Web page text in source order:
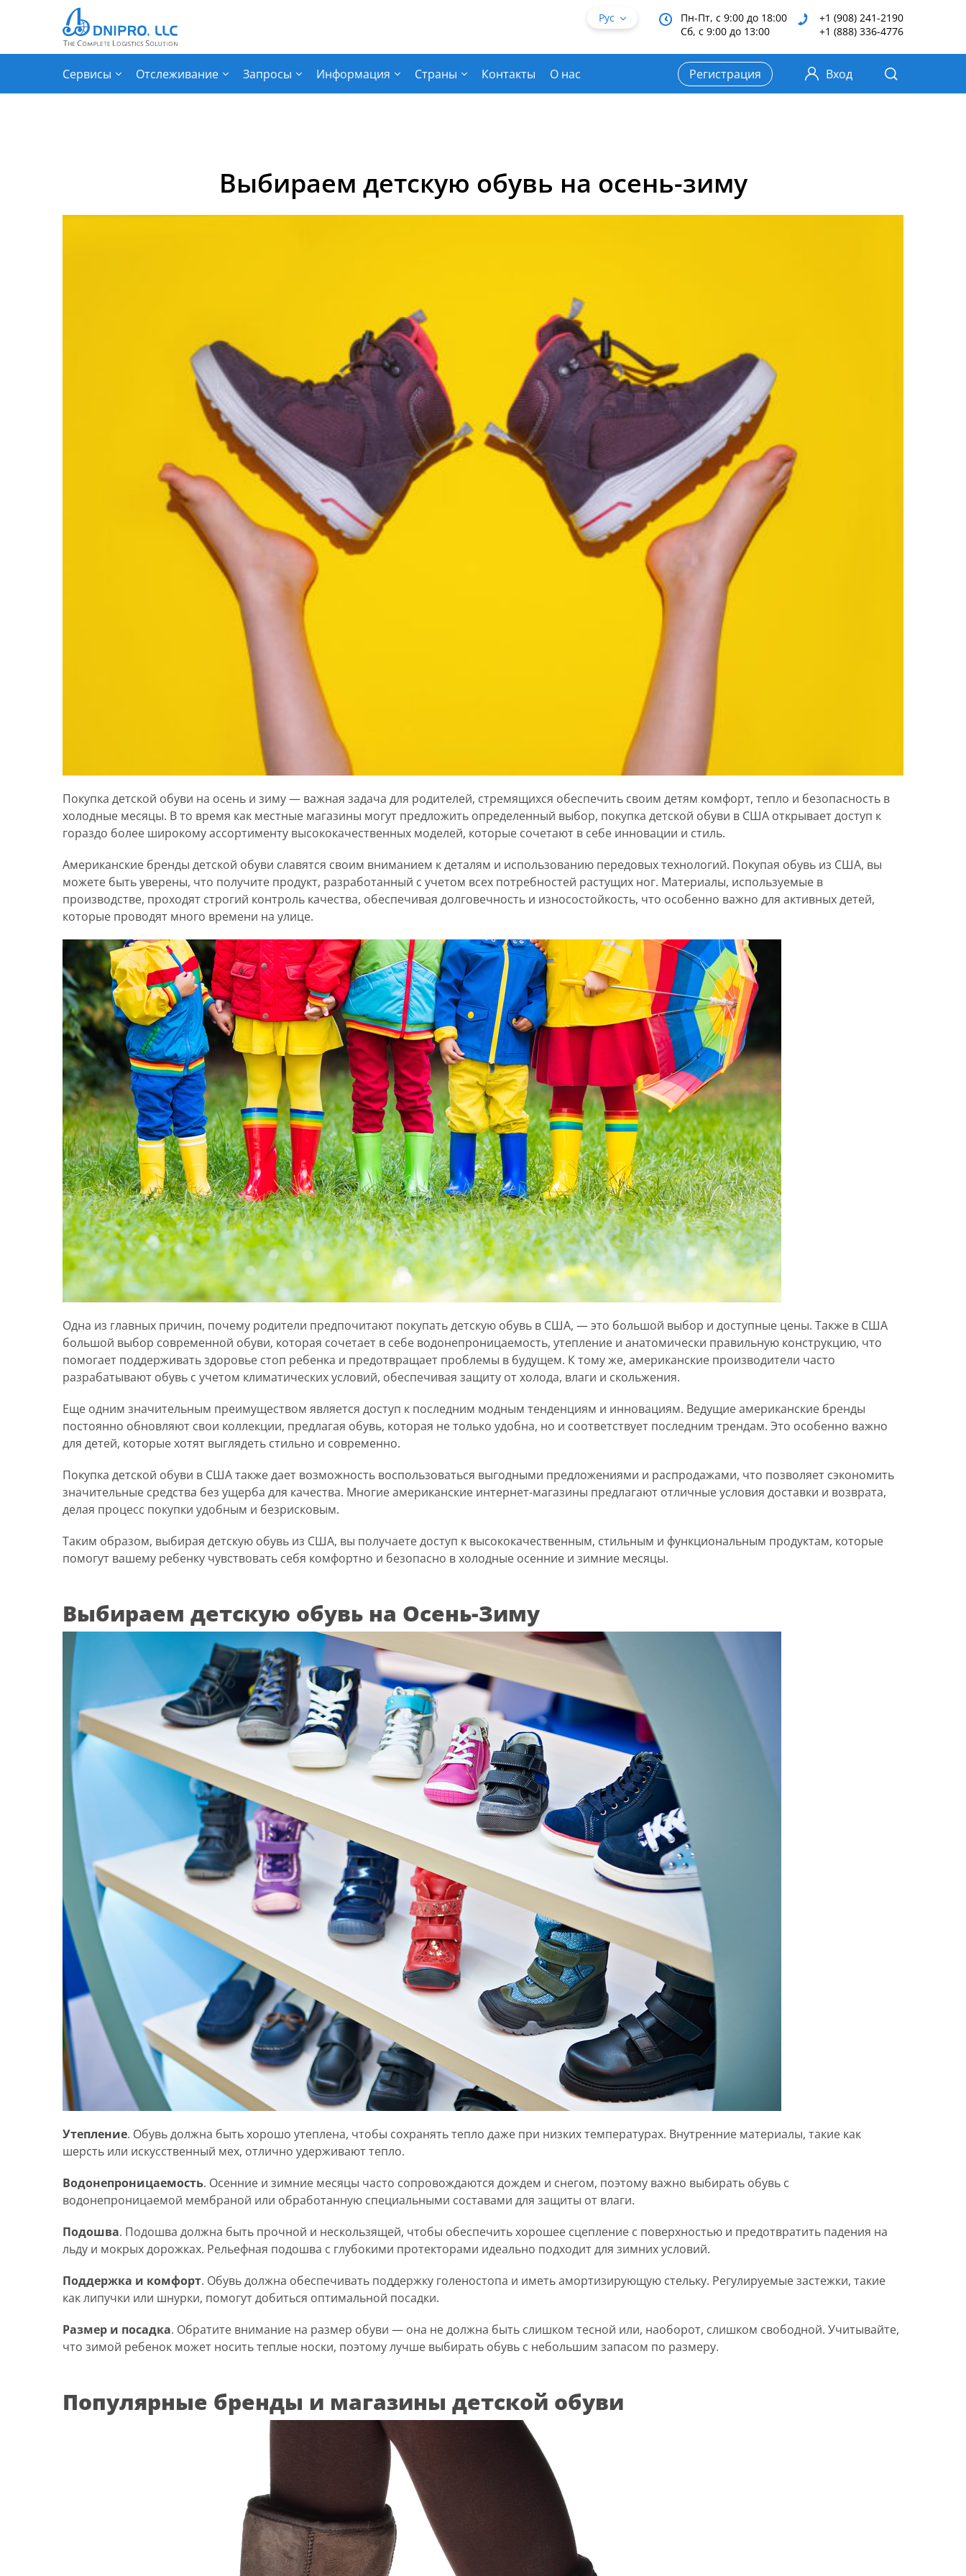
Выбираем детскую обувь на осень-зиму
Покупка детской обуви на осень и зиму — важная задача для родителей, стремящихся обеспечить своим детям комфорт, тепло и безопасность в
холодные месяцы. В то время как местные магазины могут предложить определенный выбор, покупка детской обуви в США открывает доступ к
гораздо более широкому ассортименту высококачественных моделей, которые сочетают в себе инновации и стиль.
Американские бренды детской обуви славятся своим вниманием к деталям и использованию передовых технологий. Покупая обувь из США, вы
можете быть уверены, что получите продукт, разработанный с учетом всех потребностей растущих ног. Материалы, используемые в
производстве, проходят строгий контроль качества, обеспечивая долговечность и износостойкость, что особенно важно для активных детей,
которые проводят много времени на улице.
Одна из главных причин, почему родители предпочитают покупать детскую обувь в США, — это большой выбор и доступные цены. Также в США
большой выбор современной обуви, которая сочетает в себе водонепроницаемость, утепление и анатомически правильную конструкцию, что
помогает поддерживать здоровье стоп ребенка и предотвращает проблемы в будущем. К тому же, американские производители часто
разрабатывают обувь с учетом климатических условий, обеспечивая защиту от холода, влаги и скольжения.
Еще одним значительным преимуществом является доступ к последним модным тенденциям и инновациям. Ведущие американские бренды
постоянно обновляют свои коллекции, предлагая обувь, которая не только удобна, но и соответствует последним трендам. Это особенно важно
для детей, которые хотят выглядеть стильно и современно.
Покупка детской обуви в США также дает возможность воспользоваться выгодными предложениями и распродажами, что позволяет сэкономить
значительные средства без ущерба для качества. Многие американские интернет-магазины предлагают отличные условия доставки и возврата,
делая процесс покупки удобным и безрисковым.
Таким образом, выбирая детскую обувь из США, вы получаете доступ к высококачественным, стильным и функциональным продуктам, которые
помогут вашему ребенку чувствовать себя комфортно и безопасно в холодные осенние и зимние месяцы.
Выбираем детскую обувь на Осень-Зиму
Утепление. Обувь должна быть хорошо утеплена, чтобы сохранять тепло даже при низких температурах. Внутренние материалы, такие как
шерсть или искусственный мех, отлично удерживают тепло.
Водонепроницаемость. Осенние и зимние месяцы часто сопровождаются дождем и снегом, поэтому важно выбирать обувь с
водонепроницаемой мембраной или обработанную специальными составами для защиты от влаги.
Подошва. Подошва должна быть прочной и нескользящей, чтобы обеспечить хорошее сцепление с поверхностью и предотвратить падения на
льду и мокрых дорожках. Рельефная подошва с глубокими протекторами идеально подходит для зимних условий.
Поддержка и комфорт. Обувь должна обеспечивать поддержку голеностопа и иметь амортизирующую стельку. Регулируемые застежки, такие
как липучки или шнурки, помогут добиться оптимальной посадки.
Размер и посадка. Обратите внимание на размер обуви — она не должна быть слишком тесной или, наоборот, слишком свободной. Учитывайте,
что зимой ребенок может носить теплые носки, поэтому лучше выбирать обувь с небольшим запасом по размеру.
Популярные бренды и магазины детской обуви
Рус
Пн-Пт, с 9:00 до 18:00
Сб, с 9:00 до 13:00
+1 (908) 241-2190
+1 (888) 336-4776
Сервисы Отслеживание Запросы Информация Страны Контакты О нас Регистрация Вход